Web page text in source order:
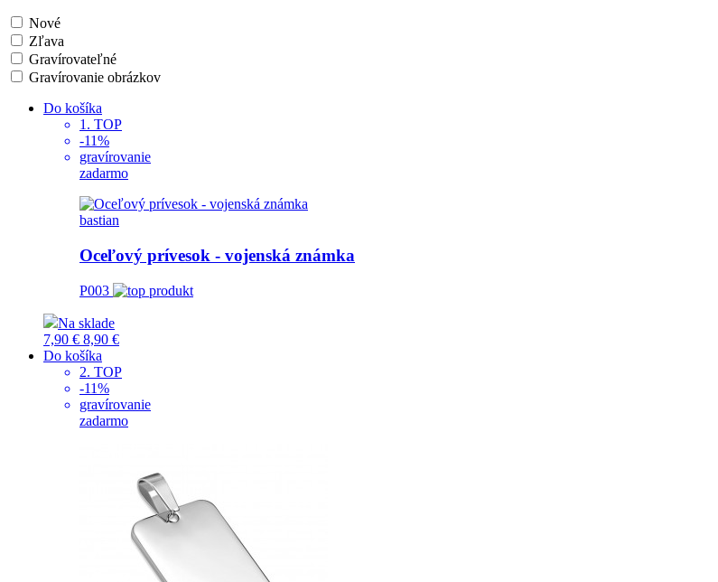
Nové
Zľava
Gravírovateľné
Gravírovanie obrázkov
Do košíka
1. TOP
-11%
gravírovanie
zadarmo
bastian
Oceľový prívesok - vojenská známka
P003
Na sklade
7,90 € 8,90 €
Do košíka
2. TOP
-11%
gravírovanie
zadarmo